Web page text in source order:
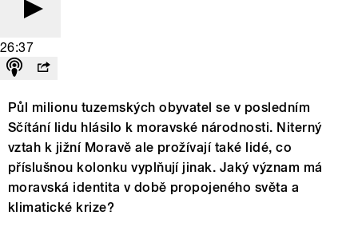
26:37
Půl milionu tuzemských obyvatel se v posledním
Sčítání lidu hlásilo k moravské národnosti. Niterný
vztah k jižní Moravě ale prožívají také lidé, co
příslušnou kolonku vyplňují jinak. Jaký význam má
moravská identita v době propojeného světa a
klimatické krize?